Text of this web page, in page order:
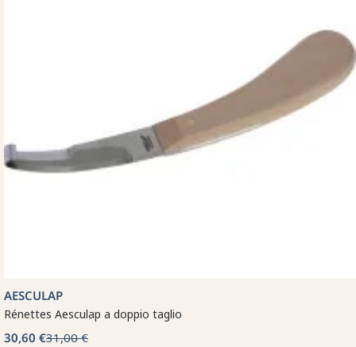
AESCULAP
Rénettes Aesculap a doppio taglio
30,60 €31,00 €